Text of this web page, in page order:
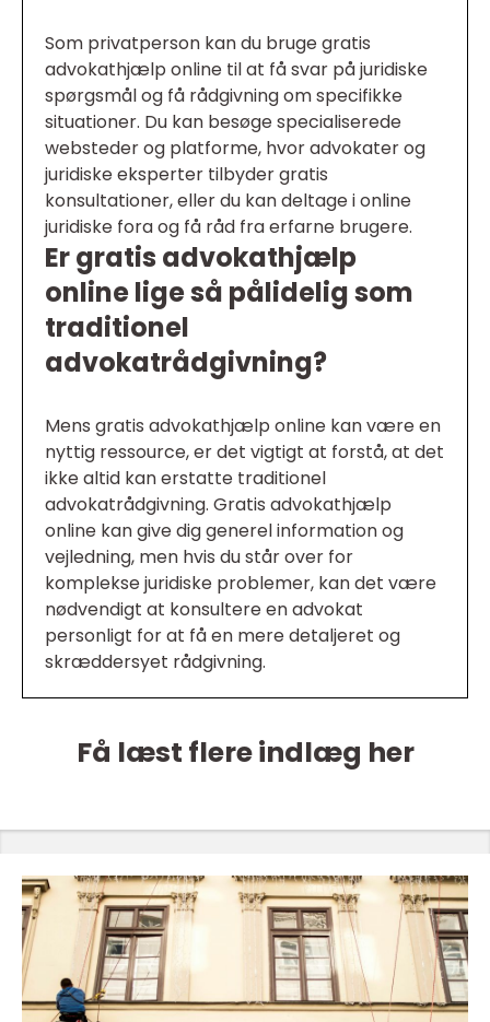
Som privatperson kan du bruge gratis
advokathjælp online til at få svar på juridiske
spørgsmål og få rådgivning om specifikke
situationer. Du kan besøge specialiserede
websteder og platforme, hvor advokater og
juridiske eksperter tilbyder gratis
konsultationer, eller du kan deltage i online
juridiske fora og få råd fra erfarne brugere.
Er gratis advokathjælp
online lige så pålidelig som
traditionel
advokatrådgivning?
Mens gratis advokathjælp online kan være en
nyttig ressource, er det vigtigt at forstå, at det
ikke altid kan erstatte traditionel
advokatrådgivning. Gratis advokathjælp
online kan give dig generel information og
vejledning, men hvis du står over for
komplekse juridiske problemer, kan det være
nødvendigt at konsultere en advokat
personligt for at få en mere detaljeret og
skræddersyet rådgivning.
Få læst flere indlæg her